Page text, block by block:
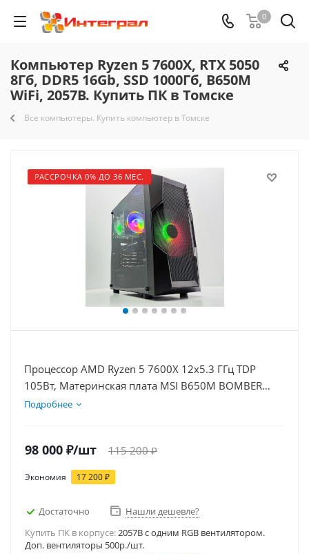
0
Компьютер Ryzen 5 7600X, RTX 5050
8Гб, DDR5 16Gb, SSD 1000Гб, B650M
WiFi, 2057B. Купить ПК в Томске
Все компьютеры. Купить компьютер в Томске
РАССРОЧКА 0% ДО 36 МЕС.
Процессор AMD Ryzen 5 7600X 12x5.3 ГГц TDP
105Вт, Материнская плата MSI B650M BOMBER
WIFI, Видеокарта RTX 5050 8Гб, Память
Подробнее
98 000 ₽/шт 115 200₽
Экономия 17 200₽
Достаточно
Нашли дешевле?
Купить ПК в корпусе:2057B c одним RGB вентилятором.
Доп. вентиляторы 500р./шт.